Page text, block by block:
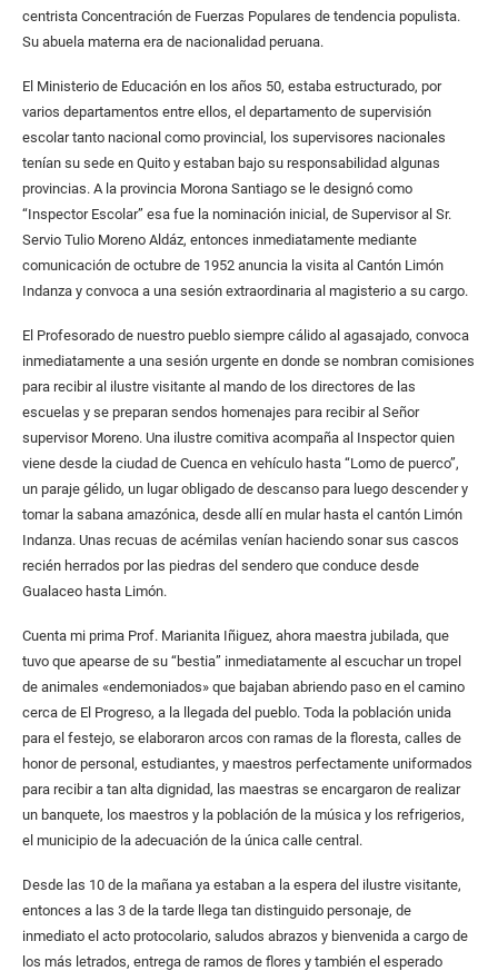
centrista Concentración de Fuerzas Populares de tendencia populista.
Su abuela materna era de nacionalidad peruana.
El Ministerio de Educación en los años 50, estaba estructurado, por
varios departamentos entre ellos, el departamento de supervisión
escolar tanto nacional como provincial, los supervisores nacionales
tenían su sede en Quito y estaban bajo su responsabilidad algunas
provincias. A la provincia Morona Santiago se le designó como
“Inspector Escolar” esa fue la nominación inicial, de Supervisor al Sr.
Servio Tulio Moreno Aldáz, entonces inmediatamente mediante
comunicación de octubre de 1952 anuncia la visita al Cantón Limón
Indanza y convoca a una sesión extraordinaria al magisterio a su cargo.
El Profesorado de nuestro pueblo siempre cálido al agasajado, convoca
inmediatamente a una sesión urgente en donde se nombran comisiones
para recibir al ilustre visitante al mando de los directores de las
escuelas y se preparan sendos homenajes para recibir al Señor
supervisor Moreno. Una ilustre comitiva acompaña al Inspector quien
viene desde la ciudad de Cuenca en vehículo hasta “Lomo de puerco”,
un paraje gélido, un lugar obligado de descanso para luego descender y
tomar la sabana amazónica, desde allí en mular hasta el cantón Limón
Indanza. Unas recuas de acémilas venían haciendo sonar sus cascos
recién herrados por las piedras del sendero que conduce desde
Gualaceo hasta Limón.
Cuenta mi prima Prof. Marianita Iñiguez, ahora maestra jubilada, que
tuvo que apearse de su “bestia” inmediatamente al escuchar un tropel
de animales «endemoniados» que bajaban abriendo paso en el camino
cerca de El Progreso, a la llegada del pueblo. Toda la población unida
para el festejo, se elaboraron arcos con ramas de la floresta, calles de
honor de personal, estudiantes, y maestros perfectamente uniformados
para recibir a tan alta dignidad, las maestras se encargaron de realizar
un banquete, los maestros y la población de la música y los refrigerios,
el municipio de la adecuación de la única calle central.
Desde las 10 de la mañana ya estaban a la espera del ilustre visitante,
entonces a las 3 de la tarde llega tan distinguido personaje, de
inmediato el acto protocolario, saludos abrazos y bienvenida a cargo de
los más letrados, entrega de ramos de flores y también el esperado